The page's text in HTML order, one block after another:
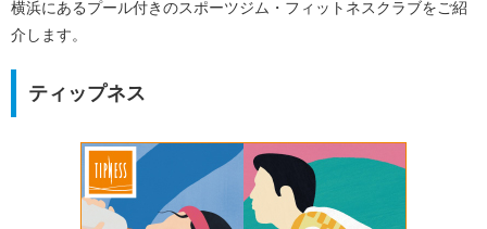
横浜にあるプール付きのスポーツジム・フィットネスクラブをご紹
介します。
ティップネス